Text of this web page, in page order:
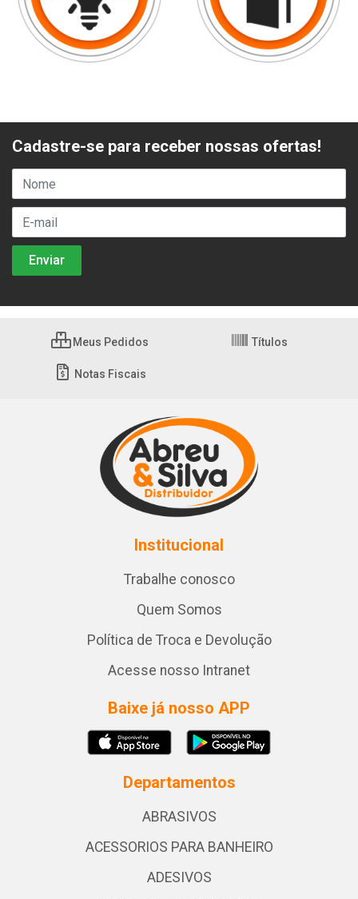
Cadastre-se para receber nossas ofertas!
Meus Pedidos Títulos
Notas Fiscais
Institucional
Trabalhe conosco
Quem Somos
Política de Troca e Devolução
Acesse nosso Intranet
Baixe já nosso APP
Departamentos
ABRASIVOS
ACESSORIOS PARA BANHEIRO
ADESIVOS